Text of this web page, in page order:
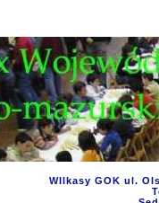
WIlkasy GOK ul.